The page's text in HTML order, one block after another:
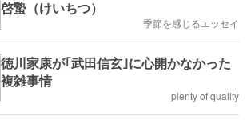
啓蟄（けいちつ）
季節を感じるエッセイ
徳川家康が｢武田信玄｣に心開かなかった
複雑事情
plenty of quality